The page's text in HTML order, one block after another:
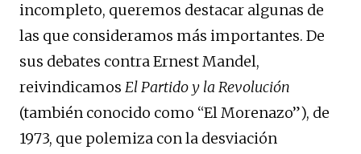
incompleto, queremos destacar algunas de
las que consideramos más importantes. De
sus debates contra Ernest Mandel,
reivindicamos El Partido y la Revolución
(también conocido como “El Morenazo”), de
1973, que polemiza con la desviación